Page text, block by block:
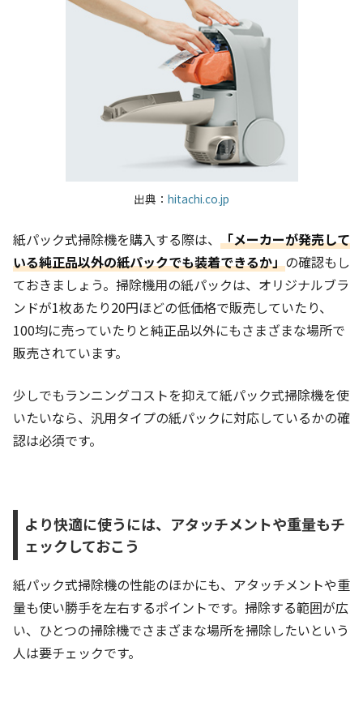
出典： hitachi.co.jp
紙パック式掃除機を購入する際は、 「メーカーが発売して
いる純正品以外の紙パックでも装着できるか」の確認もし
ておきましょう。掃除機用の紙パックは、オリジナルブラ
ンドが1枚あたり20円ほどの低価格で販売していたり、
100均に売っていたりと純正品以外にもさまざまな場所で
販売されています。
少しでもランニングコストを抑えて紙パック式掃除機を使
いたいなら、汎用タイプの紙パックに対応しているかの確
認は必須です。
より快適に使うには、アタッチメントや重量もチ
ェックしておこう
紙パック式掃除機の性能のほかにも、アタッチメントや重
量も使い勝手を左右するポイントです。掃除する範囲が広
い、ひとつの掃除機でさまざまな場所を掃除したいという
人は要チェックです。